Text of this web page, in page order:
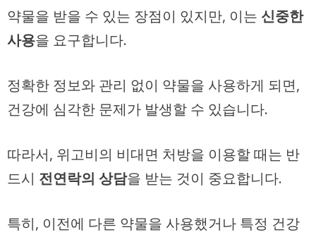
약물을 받을 수 있는 장점이 있지만, 이는 신중한
사용을 요구합니다.
정확한 정보와 관리 없이 약물을 사용하게 되면,
건강에 심각한 문제가 발생할 수 있습니다.
따라서, 위고비의 비대면 처방을 이용할 때는 반
드시 전연락의 상담을 받는 것이 중요합니다.
특히, 이전에 다른 약물을 사용했거나 특정 건강